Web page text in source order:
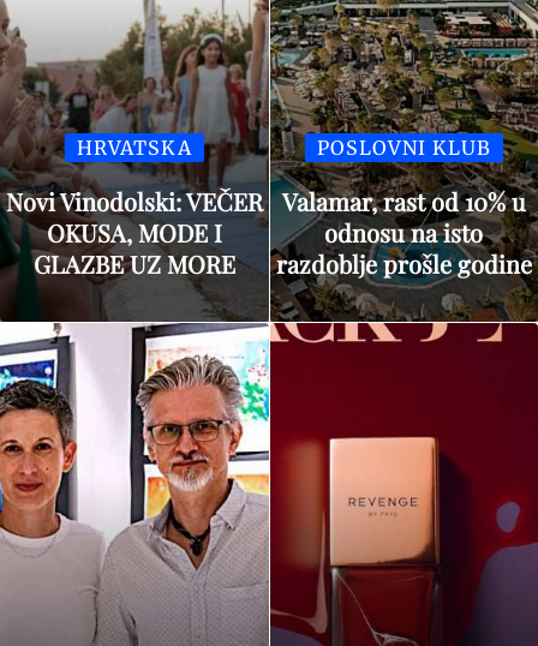
HRVATSKA
Novi Vinodolski: VEČER
OKUSA, MODE I
GLAZBE UZ MORE
POSLOVNI KLUB
Valamar, rast od 10% u
odnosu na isto
razdoblje prošle godine